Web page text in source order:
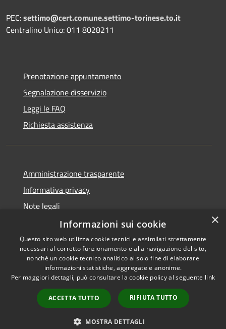
PEC:settimo@cert.comune.settimo-torinese.to.it
Centralino Unico: 011 8028211
Prenotazione appuntamento
Segnalazione disservizio
Leggi le FAQ
Richiesta assistenza
Amministrazione trasparente
Informativa privacy
Note legali
Dichiarazione di accessibilità
RSS
Accessibilità
Copyright © 2026 • Città di
Municipium•
Accesso
redazione
×
Informazioni sui cookie
Questo sito web utilizza cookie tecnici e assimilati strettamente
necessari al corretto funzionamento e alla navigazione del sito,
nonché un cookie tecnico analitico al solo fine di elaborare
informazioni statistiche, aggregate e anonime.
Per maggiori dettagli, può consultare la cookie policy al seguente link
ACCETTA TUTTO RIFIUTA TUTTO
MOSTRA DETTAGLI